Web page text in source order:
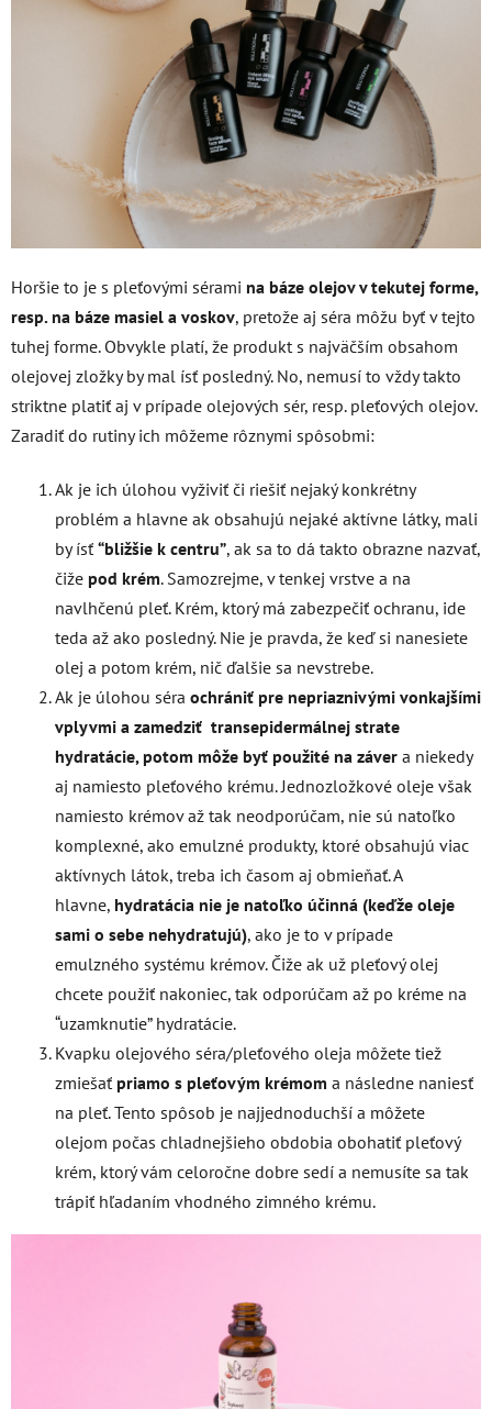
Horšie to je s pleťovými sérami na báze olejov v tekutej forme,
resp. na báze masiel a voskov, pretože aj séra môžu byť v tejto
tuhej forme. Obvykle platí, že produkt s najväčším obsahom
olejovej zložky by mal ísť posledný. No, nemusí to vždy takto
striktne platiť aj v prípade olejových sér, resp. pleťových olejov.
Zaradiť do rutiny ich môžeme rôznymi spôsobmi:
Ak je ich úlohou vyživiť či riešiť nejaký konkrétny
problém a hlavne ak obsahujú nejaké aktívne látky, mali
by ísť “bližšie k centru”, ak sa to dá takto obrazne nazvať,
čiže pod krém. Samozrejme, v tenkej vrstve a na
navlhčenú pleť. Krém, ktorý má zabezpečiť ochranu, ide
teda až ako posledný. Nie je pravda, že keď si nanesiete
olej a potom krém, nič ďalšie sa nevstrebe.
Ak je úlohou séra ochrániť pre nepriaznivými vonkajšími
vplyvmi a zamedziť transepidermálnej strate
hydratácie, potom môže byť použité na záver a niekedy
aj namiesto pleťového krému. Jednozložkové oleje však
namiesto krémov až tak neodporúčam, nie sú natoľko
komplexné, ako emulzné produkty, ktoré obsahujú viac
aktívnych látok, treba ich časom aj obmieňať. A
hlavne, hydratácia nie je natoľko účinná (keďže oleje
sami o sebe nehydratujú), ako je to v prípade
emulzného systému krémov. Čiže ak už pleťový olej
chcete použiť nakoniec, tak odporúčam až po kréme na
“uzamknutie” hydratácie.
Kvapku olejového séra/pleťového oleja môžete tiež
zmiešať priamo s pleťovým krémom a následne naniesť
na pleť. Tento spôsob je najjednoduchší a môžete
olejom počas chladnejšieho obdobia obohatiť pleťový
krém, ktorý vám celoročne dobre sedí a nemusíte sa tak
trápiť hľadaním vhodného zimného krému.